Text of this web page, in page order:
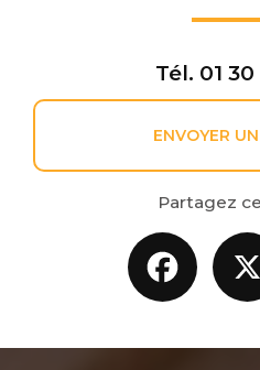
Tél. 01 30
ENVOYER
Partagez